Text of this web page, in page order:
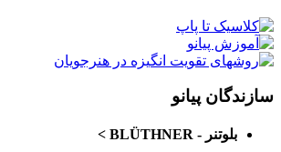
سازندگان پیانو
بلوتنر - BLÜTHNER >